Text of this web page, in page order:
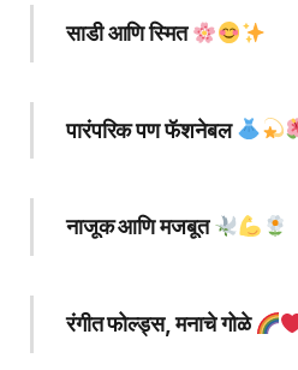
साडी आणि स्मित
पारंपरिक पण फॅशनेबल
नाजूक आणि मजबूत
रंगीत फोल्ड्स, मनाचे गोळे